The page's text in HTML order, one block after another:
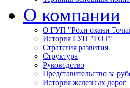
О компании
О ГУП "Рохи охани
История ГУП "РОТ"
Стратегия развития
Структура
Руководство
Представительство за
История железных дорог